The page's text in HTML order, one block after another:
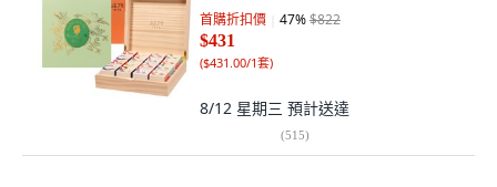
首購折扣價 47%$822
$431
($431.00/1套)
8/12 星期三 預計送達
(515)